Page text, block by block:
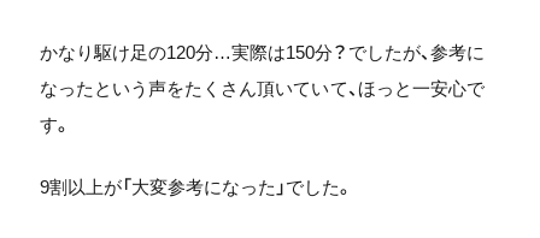
かなり駆け足の120分…実際は150分？でしたが、参考に
なったという声をたくさん頂いていて、ほっと一安心で
す。
9割以上が「大変参考になった」でした。